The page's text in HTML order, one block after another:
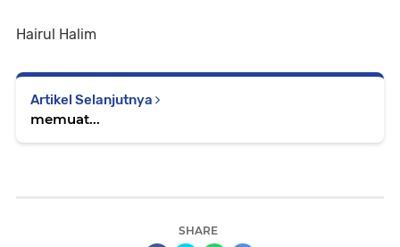
Hairul Halim
Artikel Selanjutnya
memuat...
SHARE